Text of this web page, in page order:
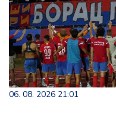
06. 08. 2026 21:01